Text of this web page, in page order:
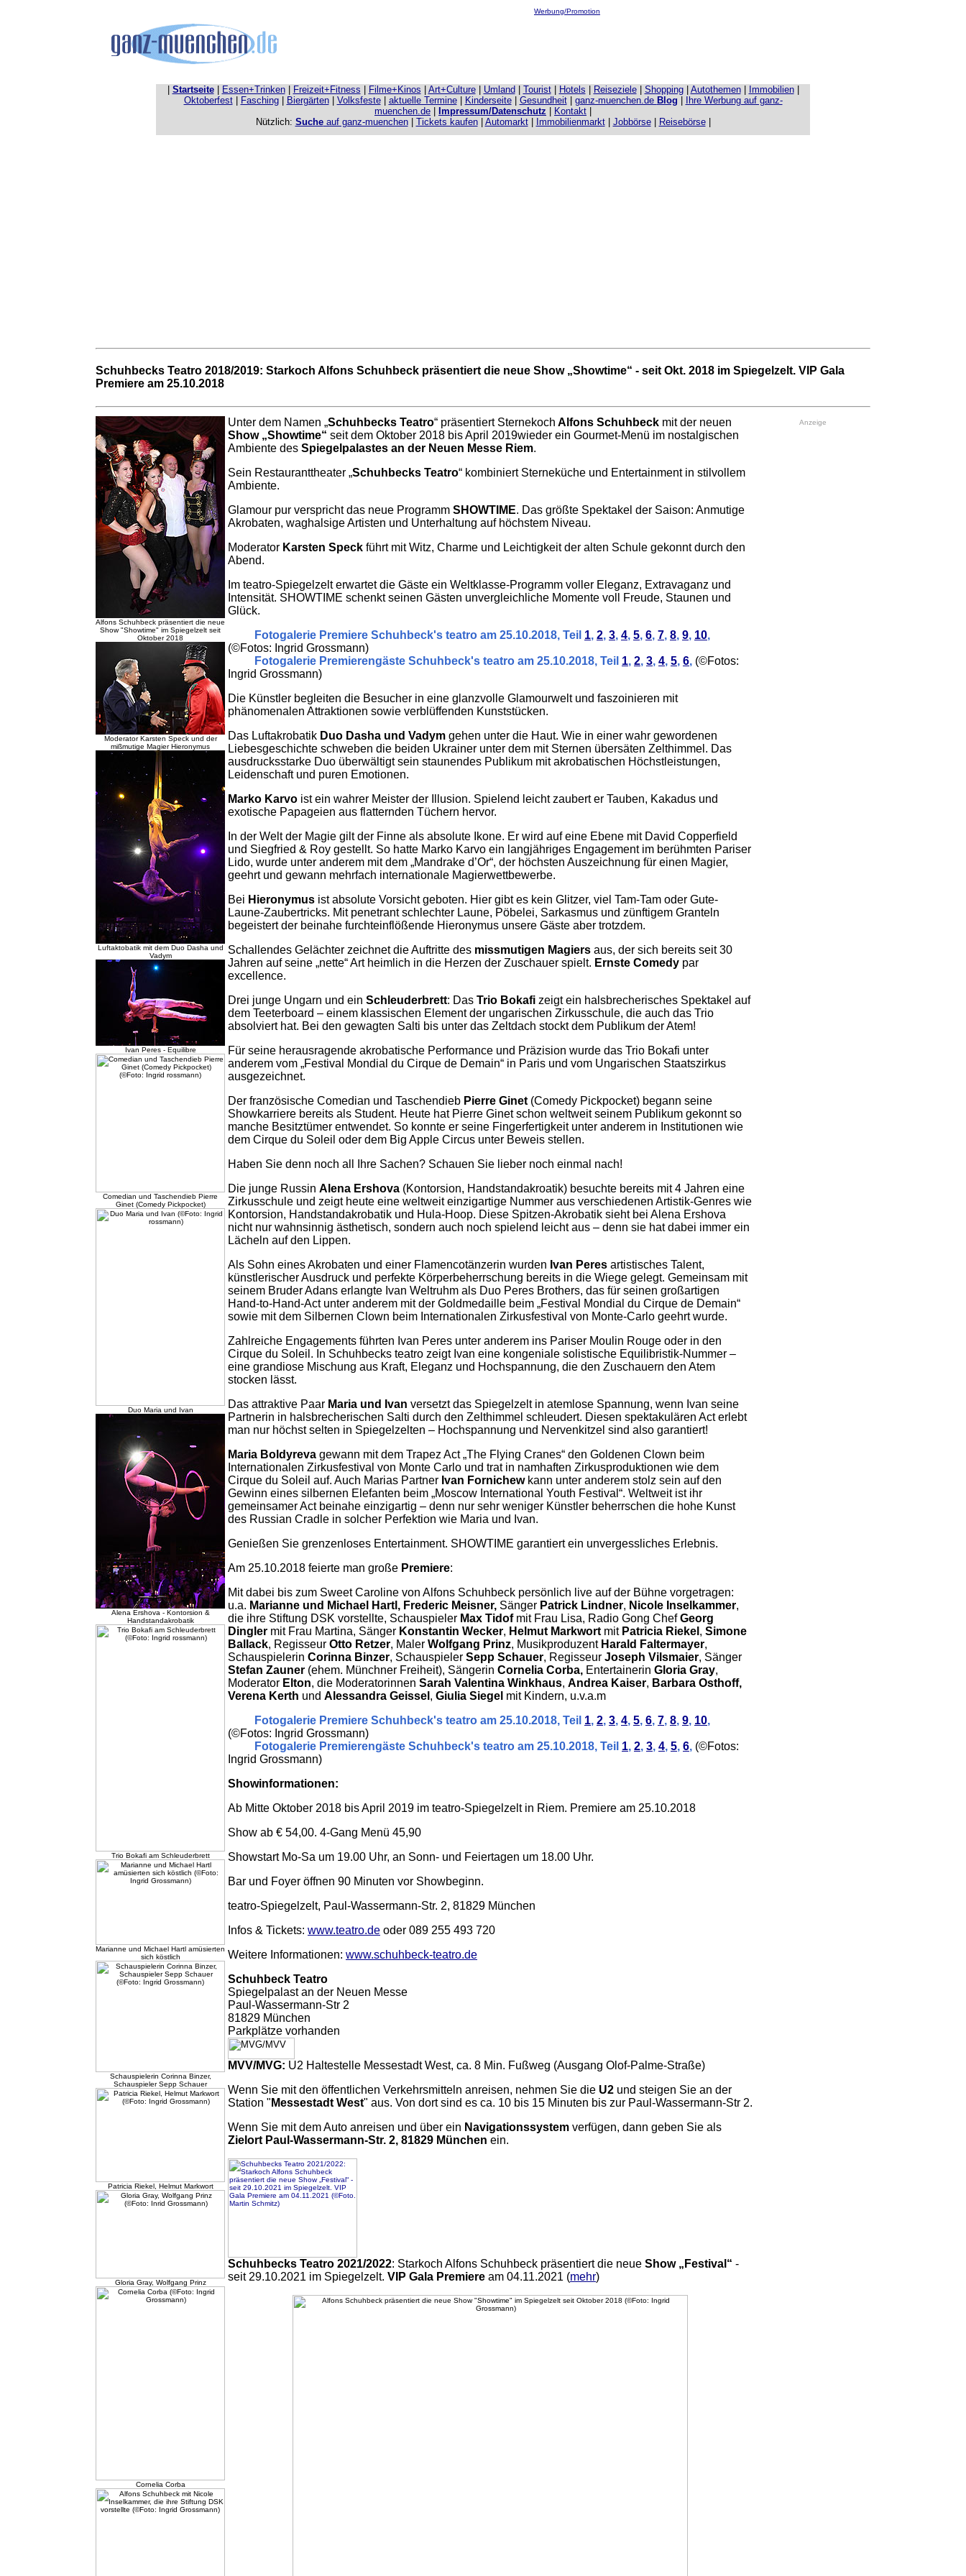
Werbung/Promotion
Startseite| Essen+Trinken| Freizeit+Fitness Filme+Kinos Art+Culture| Umland Tourist| Hotels Reiseziele| Shopping Autothemen Immobilien
Oktoberfest| Fasching| Biergärten| Volksfeste| aktuelle Termine| Kinderseite| Gesundheit| ganz-muenchen.de Blog
Ihre Werbung auf ganz-
muenchen.de
Impressum/Datenschutz Kontakt
Nützlich: Sucheauf ganz-muenchen| Tickets kaufen Automarkt Immobilienmarkt| Jobbörse| Reisebörse|
Schuhbecks Teatro 2018/2019: Starkoch Alfons Schuhbeck präsentiert die neue Show „Showtime“ - seit Okt. 2018 im Spiegelzelt. VIP Gala
Premiere am 25.10.2018
Alfons Schuhbeck präsentiert die neue
Show "Showtime" im Spiegelzelt seit
Oktober 2018
Moderator Karsten Speck und der
mißmutige Magier Hieronymus
Luftaktobatik mit dem Duo Dasha und
Vadym
Ivan Peres - Equilibre
Comedian und Taschendieb Pierre
Ginet (Comedy Pickpocket)
Duo Maria und Ivan
Alena Ershova - Kontorsion &
Handstandakrobatik
Trio Bokafi am Schleuderbrett
Marianne und Michael Hartl amüsierten
sich köstlich
Schauspielerin Corinna Binzer,
Schauspieler Sepp Schauer
Patricia Riekel, Helmut Markwort
Gloria Gray, Wolfgang Prinz
Cornelia Corba
Unter dem Namen „Schuhbecks Teatro“ präsentiert Sternekoch Alfons Schuhbeck mit der neuen
Show „Showtime“ seit dem Oktober 2018 bis April 2019wieder ein Gourmet-Menü im nostalgischen
Ambiente des Spiegelpalastes an der Neuen Messe Riem.
Sein Restauranttheater „Schuhbecks Teatro“ kombiniert Sterneküche und Entertainment in stilvollem
Ambiente.
Glamour pur verspricht das neue Programm SHOWTIME. Das größte Spektakel der Saison: Anmutige
Akrobaten, waghalsige Artisten und Unterhaltung auf höchstem Niveau.
Moderator Karsten Speck führt mit Witz, Charme und Leichtigkeit der alten Schule gekonnt durch den
Abend.
Im teatro-Spiegelzelt erwartet die Gäste ein Weltklasse-Programm voller Eleganz, Extravaganz und
Intensität. SHOWTIME schenkt seinen Gästen unvergleichliche Momente voll Freude, Staunen und
Glück.
Fotogalerie Premiere Schuhbeck's teatro am 25.10.2018, Teil 1, 2, 3, 4, 5, 6, 7, 8, 9, 10,
(©Fotos: Ingrid Grossmann)
Fotogalerie Premierengäste Schuhbeck's teatro am 25.10.2018, Teil 1, 2, 3, 4, 5, 6, (©Fotos:
Ingrid Grossmann)
Die Künstler begleiten die Besucher in eine glanzvolle Glamourwelt und faszoinieren mit
phänomenalen Attraktionen sowie verblüffenden Kunststücken.
Das Luftakrobatik Duo Dasha und Vadym gehen unter die Haut. Wie in einer wahr gewordenen
Liebesgeschichte schweben die beiden Ukrainer unter dem mit Sternen übersäten Zelthimmel. Das
ausdrucksstarke Duo überwältigt sein staunendes Publikum mit akrobatischen Höchstleistungen,
Leidenschaft und puren Emotionen.
Marko Karvo ist ein wahrer Meister der Illusion. Spielend leicht zaubert er Tauben, Kakadus und
exotische Papageien aus flatternden Tüchern hervor.
In der Welt der Magie gilt der Finne als absolute Ikone. Er wird auf eine Ebene mit David Copperfield
und Siegfried & Roy gestellt. So hatte Marko Karvo ein langjähriges Engagement im berühmten Pariser
Lido, wurde unter anderem mit dem „Mandrake d’Or“, der höchsten Auszeichnung für einen Magier,
geehrt und gewann mehrfach internationale Magierwettbewerbe.
Bei Hieronymus ist absolute Vorsicht geboten. Hier gibt es kein Glitzer, viel Tam-Tam oder Gute-
Laune-Zaubertricks. Mit penetrant schlechter Laune, Pöbelei, Sarkasmus und zünftigem Granteln
begeistert der beinahe furchteinflößende Hieronymus unsere Gäste aber trotzdem.
Schallendes Gelächter zeichnet die Auftritte des missmutigen Magiers aus, der sich bereits seit 30
Jahren auf seine „nette“ Art heimlich in die Herzen der Zuschauer spielt. Ernste Comedy par
excellence.
Drei junge Ungarn und ein Schleuderbrett: Das Trio Bokafi zeigt ein halsbrecherisches Spektakel auf
dem Teeterboard – einem klassischen Element der ungarischen Zirkusschule, die auch das Trio
absolviert hat. Bei den gewagten Salti bis unter das Zeltdach stockt dem Publikum der Atem!
Für seine herausragende akrobatische Performance und Präzision wurde das Trio Bokafi unter
anderem vom „Festival Mondial du Cirque de Demain“ in Paris und vom Ungarischen Staatszirkus
ausgezeichnet.
Der französische Comedian und Taschendieb Pierre Ginet (Comedy Pickpocket) begann seine
Showkarriere bereits als Student. Heute hat Pierre Ginet schon weltweit seinem Publikum gekonnt so
manche Besitztümer entwendet. So konnte er seine Fingerfertigkeit unter anderem in Institutionen wie
dem Cirque du Soleil oder dem Big Apple Circus unter Beweis stellen.
Haben Sie denn noch all Ihre Sachen? Schauen Sie lieber noch einmal nach!
Die junge Russin Alena Ershova (Kontorsion, Handstandakroatik) besuchte bereits mit 4 Jahren eine
Zirkusschule und zeigt heute eine weltweit einzigartige Nummer aus verschiedenen Artistik-Genres wie
Kontorsion, Handstandakrobatik und Hula-Hoop. Diese Spitzen-Akrobatik sieht bei Alena Ershova
nicht nur wahnsinnig ästhetisch, sondern auch noch spielend leicht aus – denn sie hat dabei immer ein
Lächeln auf den Lippen.
Als Sohn eines Akrobaten und einer Flamencotänzerin wurden Ivan Peres artistisches Talent,
künstlerischer Ausdruck und perfekte Körperbeherrschung bereits in die Wiege gelegt. Gemeinsam mit
seinem Bruder Adans erlangte Ivan Weltruhm als Duo Peres Brothers, das für seinen großartigen
Hand-to-Hand-Act unter anderem mit der Goldmedaille beim „Festival Mondial du Cirque de Demain“
sowie mit dem Silbernen Clown beim Internationalen Zirkusfestival von Monte-Carlo geehrt wurde.
Zahlreiche Engagements führten Ivan Peres unter anderem ins Pariser Moulin Rouge oder in den
Cirque du Soleil. In Schuhbecks teatro zeigt Ivan eine kongeniale solistische Equilibristik-Nummer –
eine grandiose Mischung aus Kraft, Eleganz und Hochspannung, die den Zuschauern den Atem
stocken lässt.
Das attraktive Paar Maria und Ivan versetzt das Spiegelzelt in atemlose Spannung, wenn Ivan seine
Partnerin in halsbrecherischen Salti durch den Zelthimmel schleudert. Diesen spektakulären Act erlebt
man nur höchst selten in Spiegelzelten – Hochspannung und Nervenkitzel sind also garantiert!
Maria Boldyreva gewann mit dem Trapez Act „The Flying Cranes“ den Goldenen Clown beim
Internationalen Zirkusfestival von Monte Carlo und trat in namhaften Zirkusproduktionen wie dem
Cirque du Soleil auf. Auch Marias Partner Ivan Fornichewkann unter anderem stolz sein auf den
Gewinn eines silbernen Elefanten beim „Moscow International Youth Festival“. Weltweit ist ihr
gemeinsamer Act beinahe einzigartig – denn nur sehr weniger Künstler beherrschen die hohe Kunst
des Russian Cradle in solcher Perfektion wie Maria und Ivan.
Genießen Sie grenzenloses Entertainment. SHOWTIME garantiert ein unvergessliches Erlebnis.
Am 25.10.2018 feierte man große Premiere:
Mit dabei bis zum Sweet Caroline von Alfons Schuhbeck persönlich live auf der Bühne vorgetragen:
u.a. Marianne und Michael Hartl, Frederic Meisner, Sänger Patrick Lindner, Nicole Inselkammer,
die ihre Stiftung DSK vorstellte, Schauspieler Max Tidof mit Frau Lisa, Radio Gong ChefGeorg
Dingler mit Frau Martina, Sänger Konstantin Wecker, Helmut Markwort mit Patricia Riekel , Simone
Ballack, Regisseur Otto Retzer, Maler Wolfgang Prinz, Musikproduzent Harald Faltermayer,
Schauspielerin Corinna Binzer, Schauspieler Sepp Schauer, Regisseur Joseph Vilsmaier, Sänger
Stefan Zauner (ehem. Münchner Freiheit), Sängerin Cornelia Corba, Entertainerin Gloria Gray,
Moderator Elton, die Moderatorinnen Sarah Valentina Winkhaus, Andrea Kaiser, Barbara Osthoff,
Verena Kerth und Alessandra Geissel , Giulia Siegel mit Kindern, u.v.a.m
Fotogalerie Premiere Schuhbeck's teatro am 25.10.2018, Teil 1, 2, 3, 4, 5, 6, 7, 8, 9, 10,
(©Fotos: Ingrid Grossmann)
Fotogalerie Premierengäste Schuhbeck's teatro am 25.10.2018, Teil 1, 2, 3, 4, 5, 6, (©Fotos:
Ingrid Grossmann)
Showinformationen:
Ab Mitte Oktober 2018 bis April 2019 im teatro-Spiegelzelt in Riem. Premiere am 25.10.2018
Show ab € 54,00. 4-Gang Menü 45,90
Showstart Mo-Sa um 19.00 Uhr, an Sonn- und Feiertagen um 18.00 Uhr.
Bar und Foyer öffnen 90 Minuten vor Showbeginn.
teatro-Spiegelzelt, Paul-Wassermann-Str. 2, 81829 München
Infos & Tickets: www.teatro.de oder 089 255 493 720
Weitere Informationen: www.schuhbeck-teatro.de
Schuhbeck Teatro
Spiegelpalast an der Neuen Messe
Paul-Wassermann-Str 2
81829 München
Parkplätze vorhanden
MVV/MVG: U2 Haltestelle Messestadt West, ca. 8 Min. Fußweg (Ausgang Olof-Palme-Straße)
Wenn Sie mit den öffentlichen Verkehrsmitteln anreisen, nehmen Sie die U2 und steigen Sie an der
Station " Messestadt West" aus. Von dort sind es ca. 10 bis 15 Minuten bis zur Paul-Wassermann-Str 2.
Wenn Sie mit dem Auto anreisen und über ein Navigationssystem verfügen, dann geben Sie als
Zielort Paul-Wassermann-Str. 2, 81829 München ein.
Schuhbecks Teatro 2021/2022: Starkoch Alfons Schuhbeck präsentiert die neue Show „Festival“ -
seit 29.10.2021 im Spiegelzelt. VIP Gala Premiere am 04.11.2021 (mehr)
Anzeige